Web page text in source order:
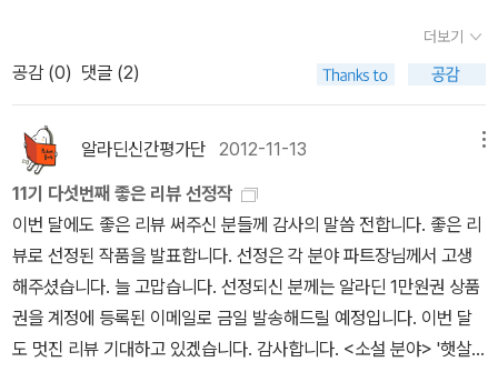
이었건만, 그는 그날의 그 말로 표현할 수 없는 기분에 비쩍 마른 몸에
헌혈을 하고, 책방에 들러 <북치는 소년>이란 책을 구입한다. 그리고
훗날 황동규의 <점박이 눈>이란 시를 발견하게 되는데, 그 시는 김종
삼의 장례식에 관한 시였다고 한다. 시인의 기억에도 그날은 눈이 내
렸는데, 황동규 시인은 그 눈마저 까만 눈으로 표현을 했던 것이
다. 지금까지 우리는 시인이란 원래 천부적인 재능을 가지고 태어난
다고 생각했을 것이다. 그러나, 시인은 시와 사랑에 빠졌을 때에 되는
것이 아닐까 하는 생각을 가지게 한다.시인이란 어떤 사람들일까?우
선은 문인 중에서도 돈벌이 안되는 가장 가난한 사람들을 생각하게
되지만, 그래도 시인들의 삶이 궁금하기도 했고, 시인이란 어떤 생각
을 가지고 있는지도 궁금했다.그리고 그들이 시에 심취하게 된 동기
소년 떠돌이의 시>를 이야기한다. 그는 이 시의 감동은 시집의 제목
이 시사하는 바와 같이 여든을 훨씬 넘긴 노시인이 놀랍게도 소년의
목소리를 내고 있는 데고 온다고 말한다. '미당의 오감은 날이 갈수록
소년을 닮아간다. 어른은 복잡하게 얽히고설킨 세상사에 대해 이것저
것 따지고 분석하는 사람이다. 소년은 단순하게 세상을 읽으려고 한
다. 삶의 갈등과 고뇌에 물들지 않았기 때문이다. 근래 미당의 시에 나
타나는 단순성은 이 세상을 한 바퀴 휘휘 돌아본 뒤에 마침내 다다른
시선의 경지라고 해도 좋을 것이다. 문학과 인생의 산전수전 끝에 미
당은 천진함이라는 새로운 문학적 눈을 갖게 된 것이다.' 책 <우리가
사랑에 빠졌을 때>에서 세번째로 소개되는 시인의 이야기는 바로 장
석남이 사랑하는 시이다. 책을 읽으면서 장석남이라는 시인을 처음
이 박히는 일이다. <우리가 사랑에 빠졌을 때>는 평생 시와 연애하
는 네 명의 글쟁이들이 모여서 각자의 추억으로 또한 사랑만으로 이
야기를 짓는다. 공통된 생각을 짚자면 이들이 생각하는 시는 변방의
풍경을 말하고 있다라는 점이다. 전형이거나 세계의 질서, 순응의 낱
말과는 거리를 둔 전복적이고 일탈하며, 마구 움직이는 상상력의 세
계관이 담겨 있어야 진짜 시라는 이야기를 하고 있다. 이는 흡사 우주
의 근성과도 같지 않나라는 생각을 해본다. 지구라는 중심에서 바라
보는 규칙과 질서들은 알면 알수록 얼마나 우리가 틀린 존재들인가를
상기시켜 주기 때문이다. 내가 세상의 중심이라는 생각을 버리게 되
고 주변으로 시선을 옮기게 되면서, 변화와 상상력을 모색할 때 유연
한 진실이 다가오게 돼 있다. 시 역시 세상의 가장 낯설고 뜻밖의 정경
운 신변잡기로 생각하였는데, 기대 이상으로 좋은 책, 유익한 책이었
습니다.그동안 우리는 중국이 개혁개방을 하였다고 해도 인터넷을 비
롯한 매체들을 검열한다는 말을 듣기도 했고, 티벳에 대한 강압 통치
가 이루어지고 있음을 알고 있습니다.지난 30년동안에 정치 혁신, 경
제적 발전은 이루어 졌지만, 그 화려함 뒤의 그늘이 있음을 알고 있었
지요. 위화는 자신의 어릴적 이야기로 부터 지금의 이야기를 통해서
중국의 민낯을 보여준다는 생각을 하게 되었습니다.열 개의 단어로
오늘의 중국을 말해주는 것이지요. 문화대혁명 시기의 이야기는 잔인
하고 처절하기도 하고, 경제적 혜택을 누리지 못하는 사람들의 이야
기는 가엾기도 하네요. 그러나 전체적으로 보았을 때에 이 책은 중국
의 현대사를 조명해 볼 수도 있고, 위화의 글쓰기 과정도 엿 볼 수 있
더보기
공감 (0) 댓글 (2)
알라딘신간평가단 2012-11-13
11기 다섯번째 좋은 리뷰 선정작
이번 달에도 좋은 리뷰 써주신 분들께 감사의 말씀 전합니다. 좋은 리
뷰로 선정된 작품을 발표합니다. 선정은 각 분야 파트장님께서 고생
해주셨습니다. 늘 고맙습니다. 선정되신 분께는 알라딘 1만원권 상품
권을 계정에 등록된 이메일로 금일 발송해드릴 예정입니다. 이번 달
도 멋진 리뷰 기대하고 있겠습니다. 감사합니다. <소설 분야> '햇살